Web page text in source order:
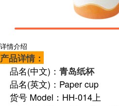
详情介绍
产品详情：
品名(中文)： 青岛纸杯
品名(英文)：Paper cup
货号 Model：HH-014上